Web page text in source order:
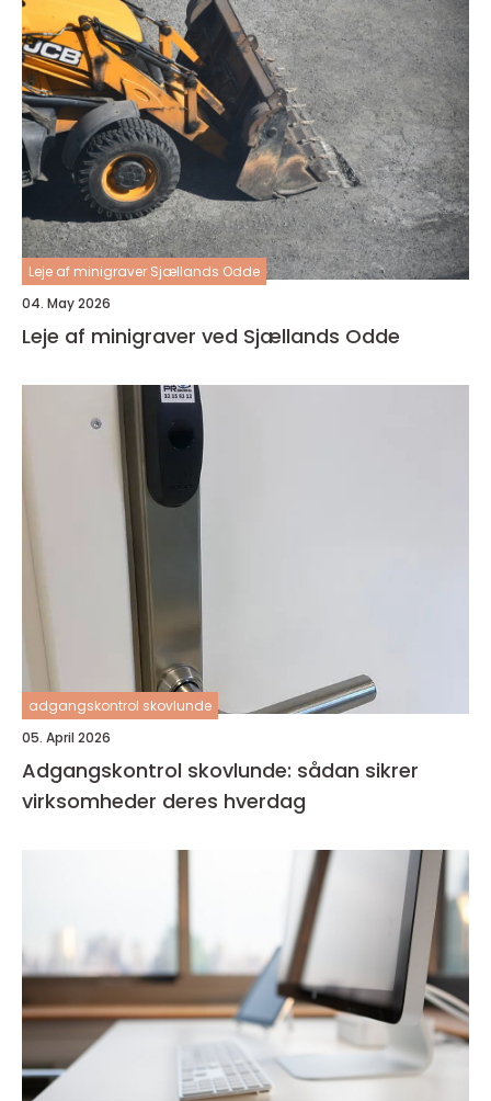
Leje af minigraver Sjællands Odde
04. May 2026
Leje af minigraver ved Sjællands Odde
adgangskontrol skovlunde
05. April 2026
Adgangskontrol skovlunde: sådan sikrer
virksomheder deres hverdag